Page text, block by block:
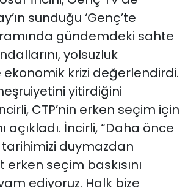
sunduğu ‘Genç’te
gündemdeki sahte
yolsuzluk
ekonomik krizi değerlendirdi.
yitirdiğini
CTP’nin erken seçim için
açıkladı. İncirli, “Daha önce
duymazdan
seçim baskısını
ediyoruz. Halk bize